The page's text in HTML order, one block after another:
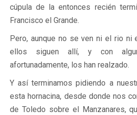
cúpula de la entonces recién
Francisco el Grande.
Pero, aunque no se ven ni el rio ni
ellos siguen allí, y con
afortunadamente, los han realzado.
Y así terminamos pidiendo a
esta hornacina, desde donde nos
de Toledo sobre el Manzanares,